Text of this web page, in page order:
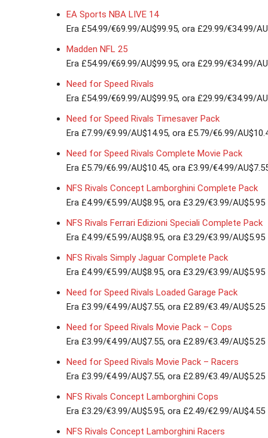
EA Sports NBA LIVE 14
Era £54.99/€69.99/AU$99.95, ora £29.99/€34.99/
Madden NFL 25
Era £54.99/€69.99/AU$99.95, ora £29.99/€34.99/
Need for Speed Rivals
Era £54.99/€69.99/AU$99.95, ora £29.99/€34.99/
Need for Speed Rivals Timesaver Pack
Era £7.99/€9.99/AU$14.95, ora £5.79/€6.99/
Need for Speed Rivals Complete Movie Pack
Era £5.79/€6.99/AU$10.45, ora £3.99/€4.99/
NFS Rivals Concept Lamborghini Complete Pack
Era £4.99/€5.99/AU$8.95, ora £3.29/€3.99/AU$5.95
NFS Rivals Ferrari Edizioni Speciali Complete Pack
Era £4.99/€5.99/AU$8.95, ora £3.29/€3.99/AU$5.95
NFS Rivals Simply Jaguar Complete Pack
Era £4.99/€5.99/AU$8.95, ora £3.29/€3.99/AU$5.95
Need for Speed Rivals Loaded Garage Pack
Era £3.99/€4.99/AU$7.55, ora £2.89/€3.49/AU$5.25
Need for Speed Rivals Movie Pack – Cops
Era £3.99/€4.99/AU$7.55, ora £2.89/€3.49/AU$5.25
Need for Speed Rivals Movie Pack – Racers
Era £3.99/€4.99/AU$7.55, ora £2.89/€3.49/AU$5.25
NFS Rivals Concept Lamborghini Cops
Era £3.29/€3.99/AU$5.95, ora £2.49/€2.99/AU$4.55
NFS Rivals Concept Lamborghini Racers